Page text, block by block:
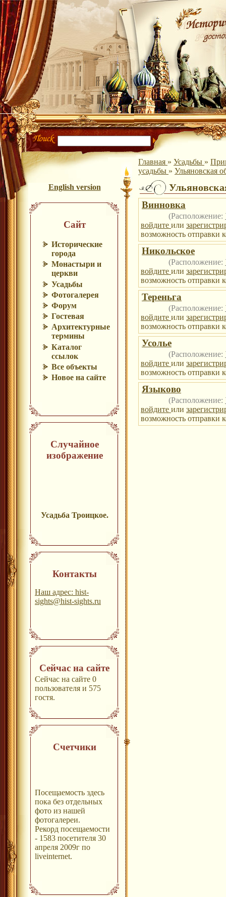
English version
Сайт
Исторические
города
Монастыри и
церкви
Усадьбы
Фотогалерея
Форум
Гостевая
Архитектурные
термины
Каталог
ссылок
Все объекты
Новое на сайте
Случайное
изображение
Усадьба Троицкое.
Контакты
Наш адрес: hist-
sights@hist-sights.ru
Сейчас на сайте
Сейчас на сайте 0
пользователя и 575
гостя.
Счетчики
Посещаемость здесь
пока без отдельных
фото из нашей
фотогалереи.
Рекорд посещаемости
- 1583 посетителя 30
апреля 2009г по
liveinternet.
Главная » Усадьбы »
усадьбы » Ульяновская
Винновка
(Расположение:
войдите или
возможность отправки
Никольское
(Расположение:
войдите или
возможность отправки
Тереньга
(Расположение:
войдите или
возможность отправки
Усолье
(Расположение:
войдите или
возможность отправки
Языково
(Расположение:
войдите или
возможность отправки